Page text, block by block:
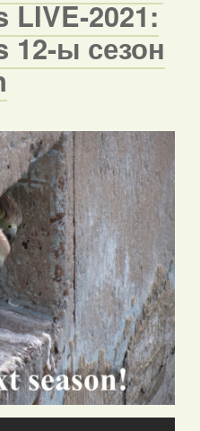
LIVE-2021:
12-ы сезон